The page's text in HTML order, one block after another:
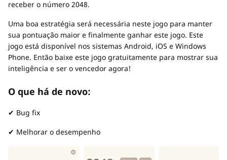
receber o número 2048.
Uma boa estratégia será necessária neste jogo para manter
sua pontuação maior e finalmente ganhar este jogo. Este
jogo está disponível nos sistemas Android, iOS e Windows
Phone. Então baixe este jogo gratuitamente para mostrar sua
inteligência e ser o vencedor agora!
O que há de novo:
✔ Bug fix
✔ Melhorar o desempenho